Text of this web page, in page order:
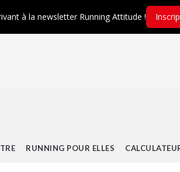
RUNNING POUR ELLES
à la newsletter Running Attitude !